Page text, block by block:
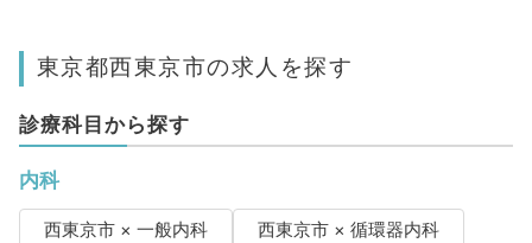
東京都西東京市の求人を探す
診療科目から探す
内科
西東京市 × 一般内科
西東京市 × 循環器内科